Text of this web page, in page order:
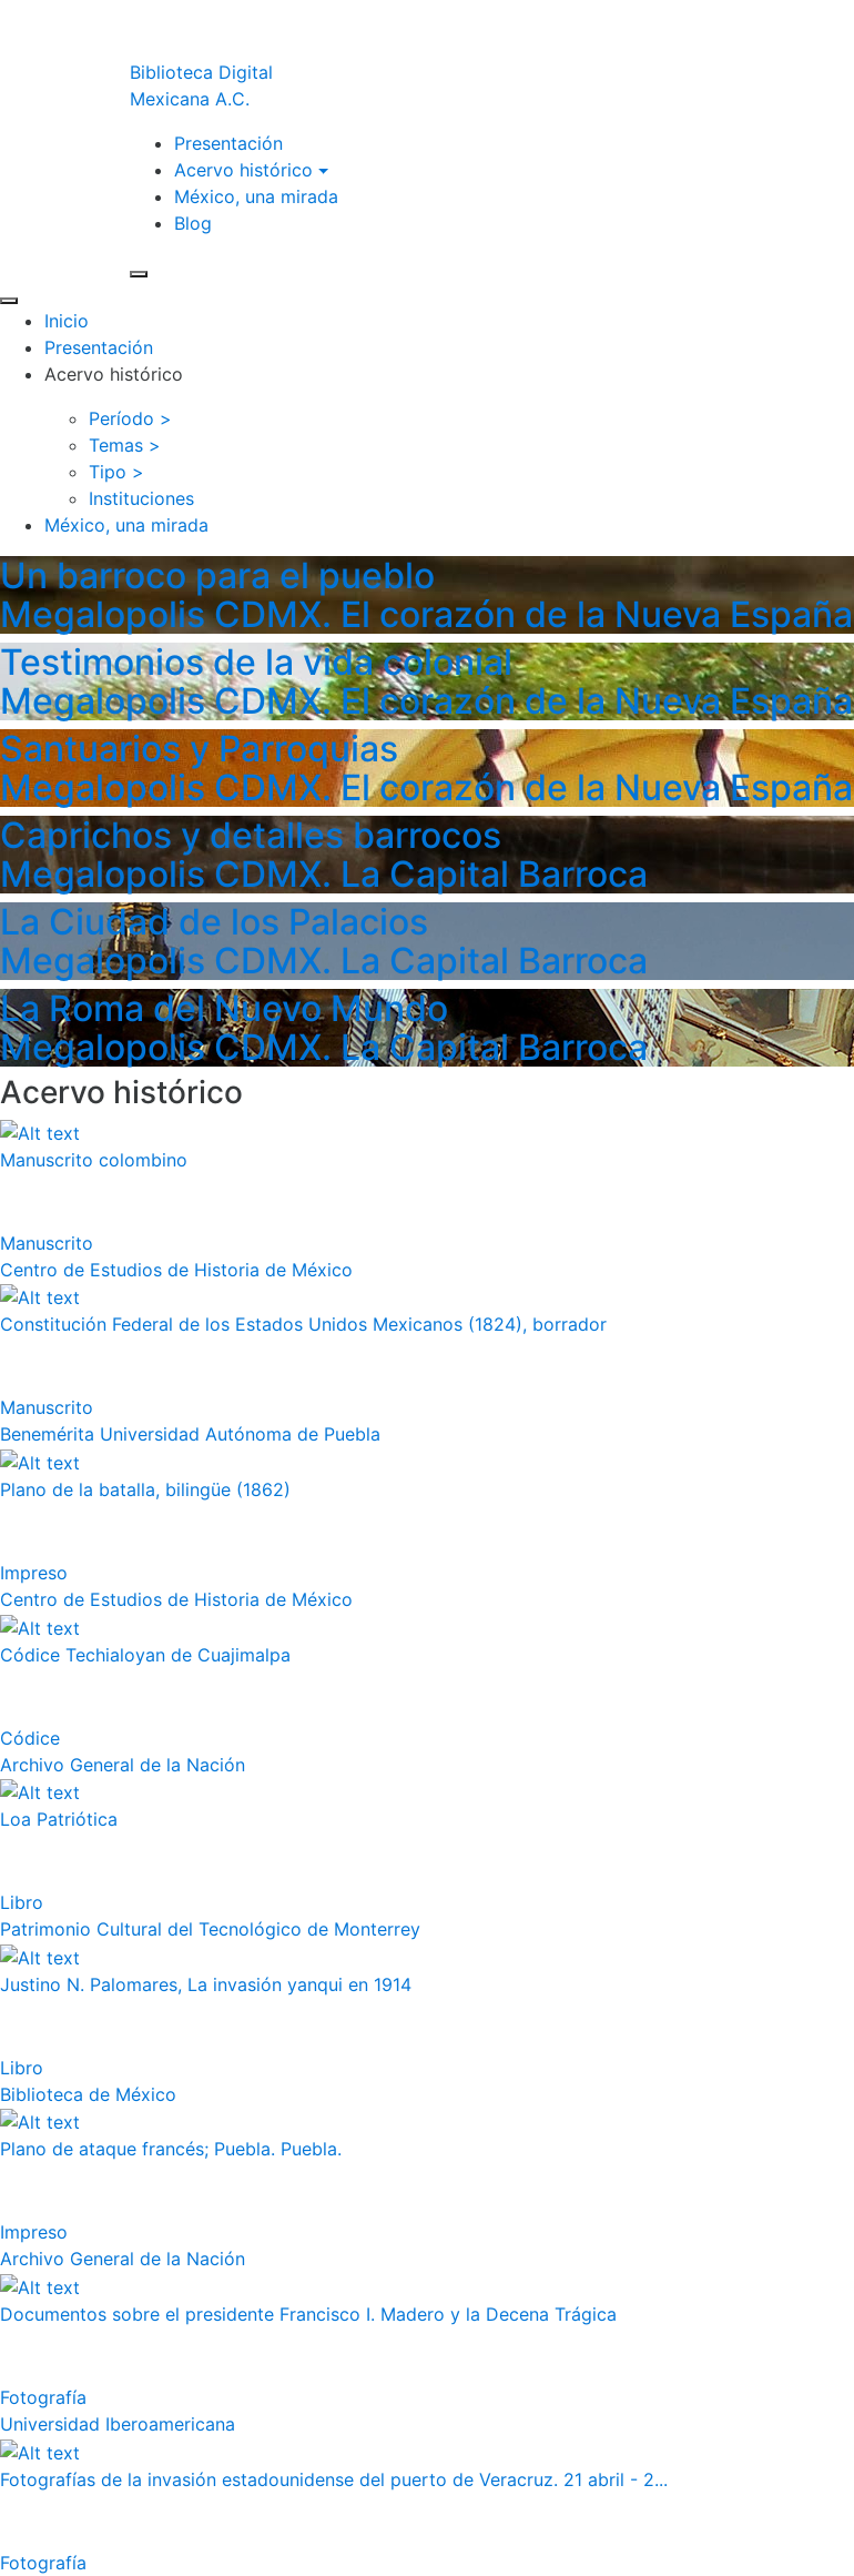
Biblioteca Digital
Mexicana A.C.
Presentación
Acervo histórico
México, una mirada
Blog
Inicio
Presentación
Acervo histórico
Período >
Temas >
Tipo >
Instituciones
México, una mirada
Un barroco para el pueblo
Megalopolis CDMX. El corazón de la Nueva España
Testimonios de la vida colonial
Megalopolis CDMX. El corazón de la Nueva España
Santuarios y Parroquias
Megalopolis CDMX. El corazón de la Nueva España
Caprichos y detalles barrocos
Megalopolis CDMX. La Capital Barroca
La Ciudad de los Palacios
Megalopolis CDMX. La Capital Barroca
La Roma del Nuevo Mundo
Megalopolis CDMX. La Capital Barroca
Acervo histórico
Manuscrito colombino
Manuscrito
Centro de Estudios de Historia de México
Constitución Federal de los Estados Unidos Mexicanos (1824), borrador
Manuscrito
Benemérita Universidad Autónoma de Puebla
Plano de la batalla, bilingüe (1862)
Impreso
Centro de Estudios de Historia de México
Códice Techialoyan de Cuajimalpa
Códice
Archivo General de la Nación
Loa Patriótica
Libro
Patrimonio Cultural del Tecnológico de Monterrey
Justino N. Palomares, La invasión yanqui en 1914
Libro
Biblioteca de México
Plano de ataque francés; Puebla. Puebla.
Impreso
Archivo General de la Nación
Documentos sobre el presidente Francisco I. Madero y la Decena Trágica
Fotografía
Universidad Iberoamericana
Fotografías de la invasión estadounidense del puerto de Veracruz. 21 abril - 2...
Fotografía